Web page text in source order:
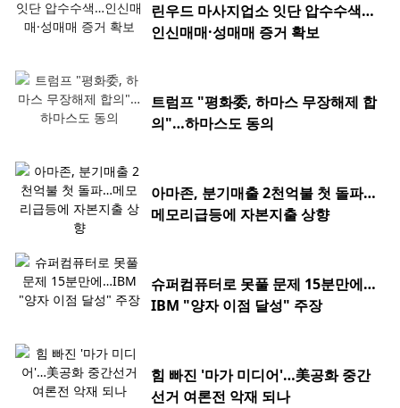
린우드 마사지업소 잇단 압수수색…
인신매매·성매매 증거 확보
트럼프 "평화委, 하마스 무장해제 합
의"…하마스도 동의
아마존, 분기매출 2천억불 첫 돌파…
메모리급등에 자본지출 상향
슈퍼컴퓨터로 못풀 문제 15분만에…
IBM "양자 이점 달성" 주장
힘 빠진 '마가 미디어'…美공화 중간
선거 여론전 악재 되나